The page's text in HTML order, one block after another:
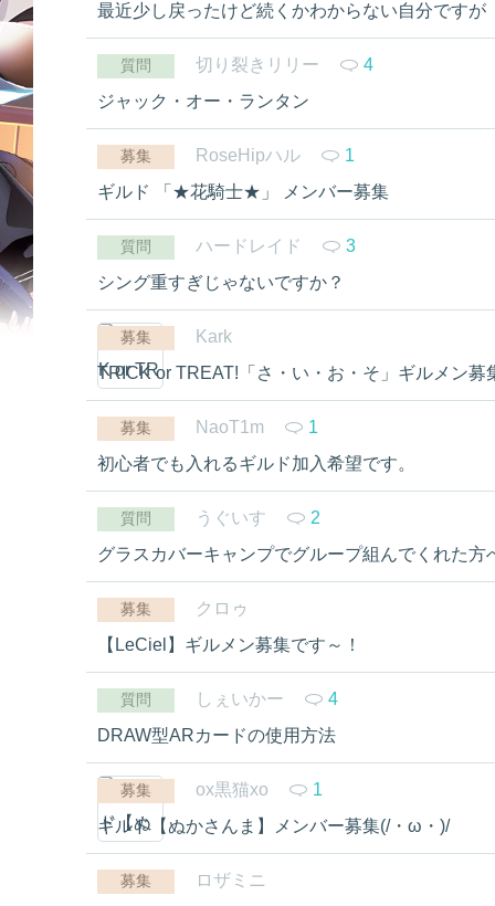
最近少し戻ったけど続くかわからない自分ですが
質問 切り裂きリリー
4
ジャック・オー・ランタン
募集 RoseHipハル
1
ギルド 「★花騎士★」 メンバー募集
質問 ハードレイド
3
シング重すぎじゃないですか？
募集
Kark
TRICK or TREAT!「さ・い・お・そ」ギルメン募
募集 NaoT1m
1
初心者でも入れるギルド加入希望です。
質問 うぐいす
2
グラスカバーキャンプでグループ組んでくれた方
募集
クロゥ
【LeCiel】ギルメン募集です～！
質問 しぇいかー
4
DRAW型ARカードの使用方法
募集 ox黒猫xo
1
ギルド【ぬかさんま】メンバー募集(/・ω・)/
募集
ロザミニ